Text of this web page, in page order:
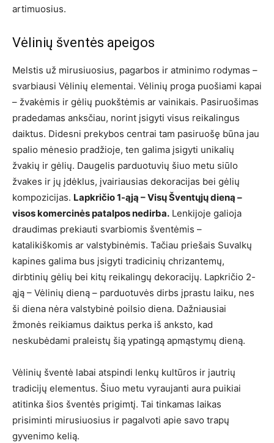
artimuosius.
Vėlinių šventės apeigos
Melstis už mirusiuosius, pagarbos ir atminimo rodymas –
svarbiausi Vėlinių elementai. Vėlinių proga puošiami kapai
– žvakėmis ir gėlių puokštėmis ar vainikais. Pasiruošimas
pradedamas anksčiau, norint įsigyti visus reikalingus
daiktus. Didesni prekybos centrai tam pasiruošę būna jau
spalio mėnesio pradžioje, ten galima įsigyti unikalių
žvakių ir gėlių. Daugelis parduotuvių šiuo metu siūlo
žvakes ir jų įdėklus, įvairiausias dekoracijas bei gėlių
kompozicijas. Lapkričio 1-ąją – Visų Šventųjų dieną –
visos komercinės patalpos nedirba. Lenkijoje galioja
draudimas prekiauti svarbiomis šventėmis –
katalikiškomis ar valstybinėmis. Tačiau priešais Suvalkų
kapines galima bus įsigyti tradicinių chrizantemų,
dirbtinių gėlių bei kitų reikalingų dekoracijų. Lapkričio 2-
ąją – Vėlinių dieną – parduotuvės dirbs įprastu laiku, nes
ši diena nėra valstybinė poilsio diena. Dažniausiai
žmonės reikiamus daiktus perka iš anksto, kad
neskubėdami praleistų šią ypatingą apmąstymų dieną.
Vėlinių šventė labai atspindi lenkų kultūros ir jautrių
tradicijų elementus. Šiuo metu vyraujanti aura puikiai
atitinka šios šventės prigimtį. Tai tinkamas laikas
prisiminti mirusiuosius ir pagalvoti apie savo trapų
gyvenimo kelią.